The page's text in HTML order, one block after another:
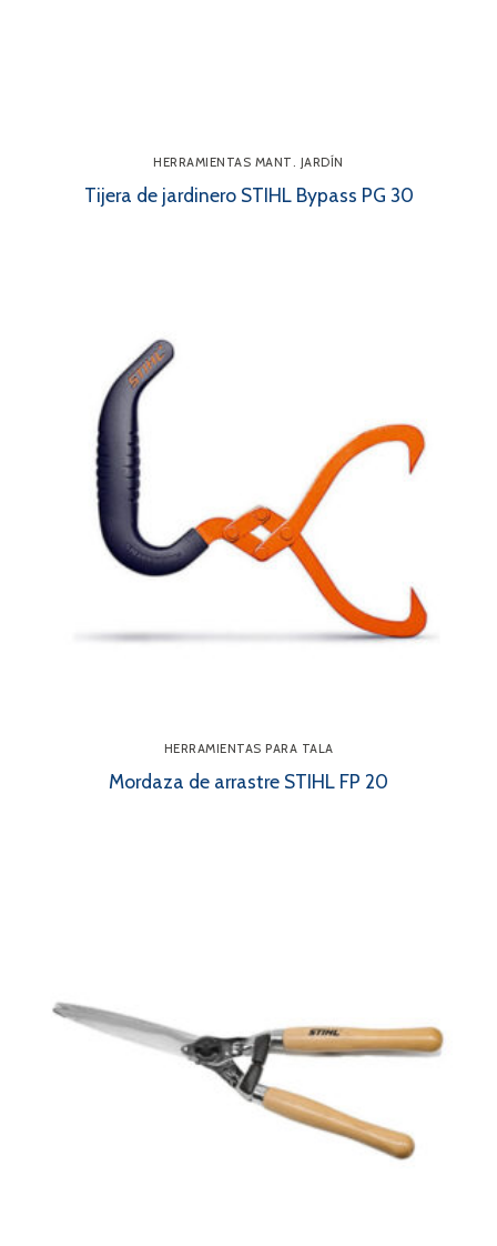
HERRAMIENTAS MANT. JARDÍN
Tijera de jardinero STIHL Bypass PG 30
HERRAMIENTAS PARA TALA
Mordaza de arrastre STIHL FP 20